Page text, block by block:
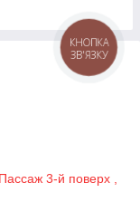
3-й поверх ,
КНОПКА
ЗВ'ЯЗКУ